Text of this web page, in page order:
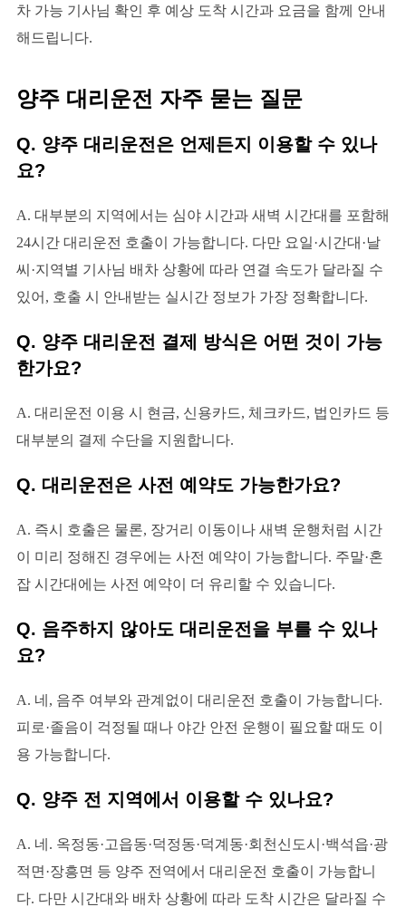
차 가능 기사님 확인 후 예상 도착 시간과 요금을 함께 안내
해드립니다.
양주 대리운전 자주 묻는 질문
Q. 양주 대리운전은 언제든지 이용할 수 있나
요?
A. 대부분의 지역에서는 심야 시간과 새벽 시간대를 포함해
24시간 대리운전 호출이 가능합니다. 다만 요일·시간대·날
씨·지역별 기사님 배차 상황에 따라 연결 속도가 달라질 수
있어, 호출 시 안내받는 실시간 정보가 가장 정확합니다.
Q. 양주 대리운전 결제 방식은 어떤 것이 가능
한가요?
A. 대리운전 이용 시 현금, 신용카드, 체크카드, 법인카드 등
대부분의 결제 수단을 지원합니다.
Q. 대리운전은 사전 예약도 가능한가요?
A. 즉시 호출은 물론, 장거리 이동이나 새벽 운행처럼 시간
이 미리 정해진 경우에는 사전 예약이 가능합니다. 주말·혼
잡 시간대에는 사전 예약이 더 유리할 수 있습니다.
Q. 음주하지 않아도 대리운전을 부를 수 있나
요?
A. 네, 음주 여부와 관계없이 대리운전 호출이 가능합니다.
피로·졸음이 걱정될 때나 야간 안전 운행이 필요할 때도 이
용 가능합니다.
Q. 양주 전 지역에서 이용할 수 있나요?
A. 네. 옥정동·고읍동·덕정동·덕계동·회천신도시·백석읍·광
적면·장흥면 등 양주 전역에서 대리운전 호출이 가능합니
다. 다만 시간대와 배차 상황에 따라 도착 시간은 달라질 수